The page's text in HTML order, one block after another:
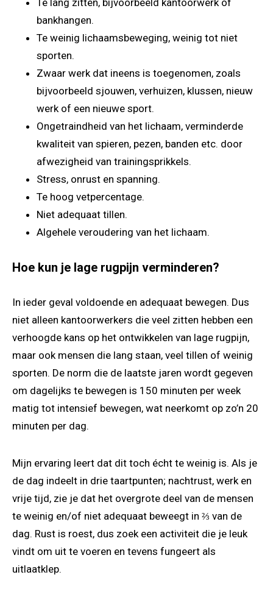
bankhangen.
Te weinig lichaamsbeweging, weinig tot niet
sporten.
Zwaar werk dat ineens is toegenomen, zoals
bijvoorbeeld sjouwen, verhuizen, klussen, nieuw
werk of een nieuwe sport.
Ongetraindheid van het lichaam, verminderde
kwaliteit van spieren, pezen, banden etc. door
afwezigheid van trainingsprikkels.
Stress, onrust en spanning.
Te hoog vetpercentage.
Niet adequaat tillen.
Algehele veroudering van het lichaam.
Hoe kun je lage rugpijn verminderen?
In ieder geval voldoende en adequaat bewegen. Dus
niet alleen kantoorwerkers die veel zitten hebben een
verhoogde kans op het ontwikkelen van lage rugpijn,
maar ook mensen die lang staan, veel tillen of weinig
sporten. De norm die de laatste jaren wordt gegeven
om dagelijks te bewegen is 150 minuten per week
matig tot intensief bewegen, wat neerkomt op zo’n 20
minuten per dag.
Mijn ervaring leert dat dit toch écht te weinig is. Als je
de dag indeelt in drie taartpunten; nachtrust, werk en
vrije tijd, zie je dat het overgrote deel van de mensen
te weinig en/of niet adequaat beweegt in ⅔ van de
dag. Rust is roest, dus zoek een activiteit die je leuk
vindt om uit te voeren en tevens fungeert als
uitlaatklep.